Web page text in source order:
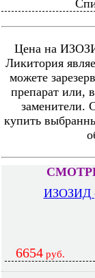
Цена на
Ликитория
можете
препарат или,
заменители.
купить
ИЗОЗИД
6654 руб.